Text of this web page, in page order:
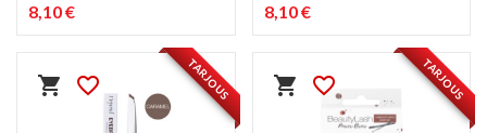
8,10 €
8,10 €
shopping_cart favorite_border TARJOUS shopping_cart favorite_border TARJOUS